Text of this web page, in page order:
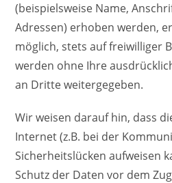
(beispielsweise Name,
Adressen) erhoben werden,
möglich, stets auf freiwilliger
werden ohne Ihre
an Dritte weitergegeben.
Wir weisen darauf hin, dass
Internet (z.B. bei der
Sicherheitslücken aufweisen
Schutz der Daten vor dem